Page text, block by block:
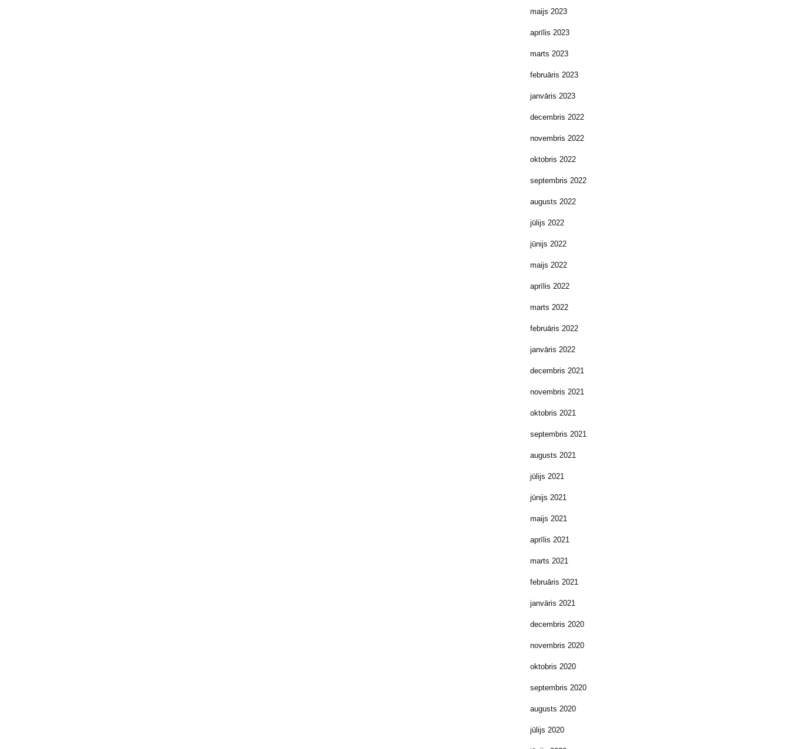
maijs 2023
aprīlis 2023
marts 2023
februāris 2023
janvāris 2023
decembris 2022
novembris 2022
oktobris 2022
septembris 2022
augusts 2022
jūlijs 2022
jūnijs 2022
maijs 2022
aprīlis 2022
marts 2022
februāris 2022
janvāris 2022
decembris 2021
novembris 2021
oktobris 2021
septembris 2021
augusts 2021
jūlijs 2021
jūnijs 2021
maijs 2021
aprīlis 2021
marts 2021
februāris 2021
janvāris 2021
decembris 2020
novembris 2020
oktobris 2020
septembris 2020
augusts 2020
jūlijs 2020